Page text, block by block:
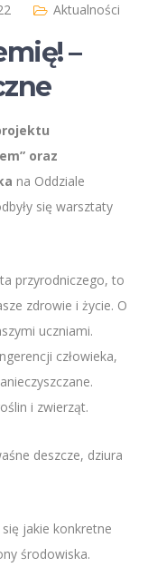
Aktualności
–
oraz
na Oddziale
się warsztaty
przyrodniczego, to
zdrowie i życie. O
uczniami.
człowieka,
i zwierząt.
deszcze, dziura
jakie konkretne
środowiska.